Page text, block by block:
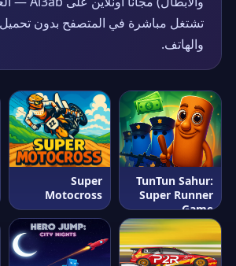
تشتغل مباشرة في المتصفح بدون تحميل،
والهاتف.
TunTun Sahur:
Super Runner
Game
Super
Motocross